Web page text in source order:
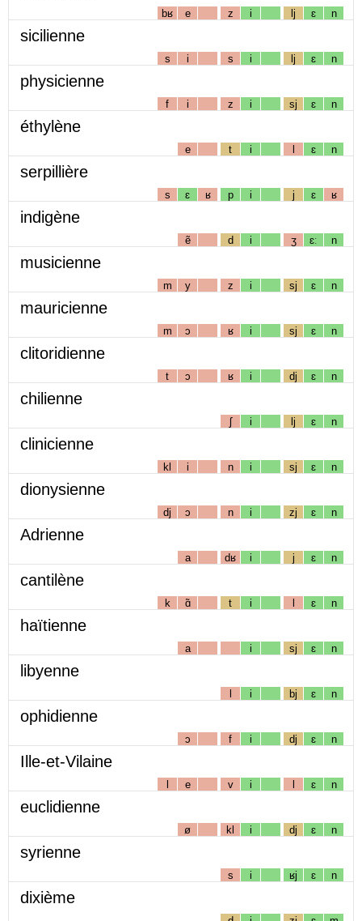
bʁ e z i lj ɛ n
sicilienne
s i s i lj ɛ n
physicienne
f i z i sj ɛ n
éthylène
e t i l ɛ n
serpillière
s ɛ ʁ p i j ɛ ʁ
indigène
ẽ d i ʒ ɛː n
musicienne
m y z i sj ɛ n
mauricienne
m ɔ ʁ i sj ɛ n
clitoridienne
t ɔ ʁ i dj ɛ n
chilienne
ʃ i lj ɛ n
clinicienne
kl i n i sj ɛ n
dionysienne
dj ɔ n i zj ɛ n
Adrienne
a dʁ i j ɛ n
cantilène
k ɑ̃ t i l ɛ n
haïtienne
a i sj ɛ n
libyenne
l i bj ɛ n
ophidienne
ɔ f i dj ɛ n
Ille-et-Vilaine
l e v i l ɛ n
euclidienne
ø kl i dj ɛ n
syrienne
s i ʁj ɛ n
dixième